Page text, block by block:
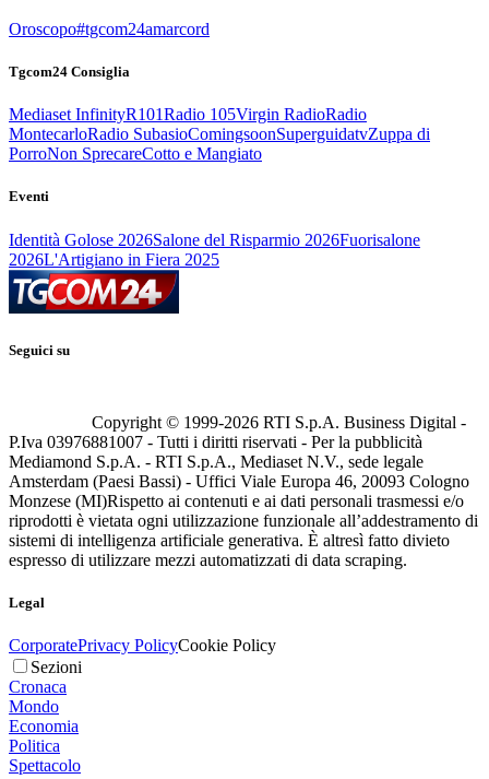
Oroscopo#tgcom24amarcord
Tgcom24 Consiglia
Mediaset InfinityR101Radio 105Virgin RadioRadio
MontecarloRadio SubasioComingsoonSuperguidatvZuppa di
PorroNon SprecareCotto e Mangiato
Eventi
Identità Golose 2026Salone del Risparmio 2026Fuorisalone
2026L'Artigiano in Fiera 2025
Seguici su
Copyright © 1999-2026 RTI S.p.A. Business Digital -
P.Iva 03976881007 - Tutti i diritti riservati - Per la pubblicità
Mediamond S.p.A. - RTI S.p.A., Mediaset N.V., sede legale
Amsterdam (Paesi Bassi) - Uffici Viale Europa 46, 20093 Cologno
Monzese (MI)Rispetto ai contenuti e ai dati personali trasmessi e/o
riprodotti è vietata ogni utilizzazione funzionale all’addestramento di
sistemi di intelligenza artificiale generativa. È altresì fatto divieto
espresso di utilizzare mezzi automatizzati di data scraping.
Legal
CorporatePrivacy PolicyCookie Policy
Sezioni
Cronaca
Mondo
Economia
Politica
Spettacolo